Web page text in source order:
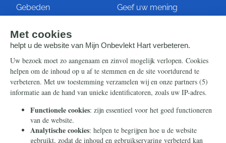
Gebeden
Geef uw mening
Steun ons
Nieuwsbrief
Eenmalig
Maandelijks
Periodiek
Info
Contact
Ontvang onze Telegram-
berichten